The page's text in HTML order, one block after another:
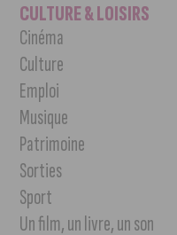
CULTURE & LOISIRS
Cinéma
Culture
Emploi
Musique
Patrimoine
Sorties
Sport
Un film, un livre, un son